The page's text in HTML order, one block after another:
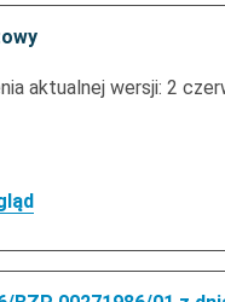
aktualnej wersji: 2